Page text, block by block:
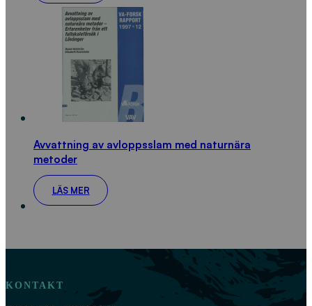
Avvattning av avloppsslam med naturnära
metoder
LÄS MER
KONTAKT